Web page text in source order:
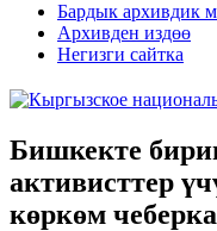
Бардык архивдик
Архивден издөө
Негизги сайтка
Бишкекте
активисттер
көркөм